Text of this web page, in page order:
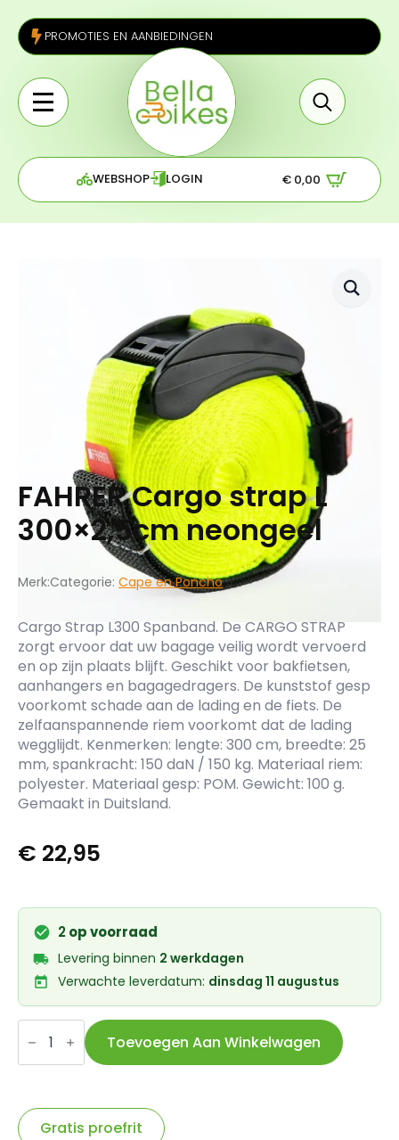
PROMOTIES EN AANBIEDINGEN
for:
WEBSHOP LOGIN € 0,00
FAHRER Cargo strap L
300×2,5cm neongeel
Merk:Categorie: Cape en Poncho
Cargo Strap L300 Spanband. De CARGO STRAP
zorgt ervoor dat uw bagage veilig wordt vervoerd
en op zijn plaats blijft. Geschikt voor bakfietsen,
aanhangers en bagagedragers. De kunststof gesp
voorkomt schade aan de lading en de fiets. De
zelfaanspannende riem voorkomt dat de lading
wegglijdt. Kenmerken: lengte: 300 cm, breedte: 25
mm, spankracht: 150 daN / 150 kg. Materiaal riem:
polyester. Materiaal gesp: POM. Gewicht: 100 g.
Gemaakt in Duitsland.
€ 22,95
2op voorraad
Levering binnen 2 werkdagen
Verwachte leverdatum: dinsdag 11 augustus
FAHRER
Cargo
strap
L
aantal
Toevoegen Aan Winkelwagen
Gratis proefrit